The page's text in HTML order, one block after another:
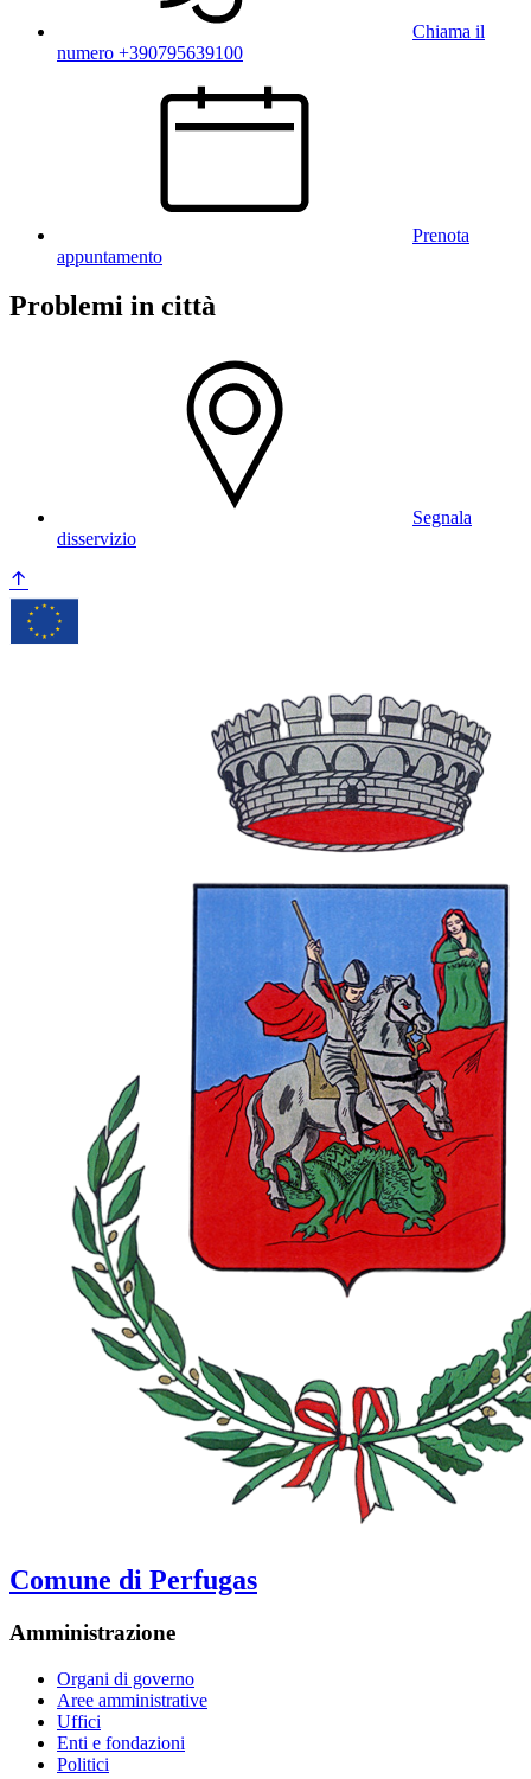
Chiama il
numero +390795639100
Prenota
appuntamento
Problemi in città
Segnala
disservizio
Comune di Perfugas
Amministrazione
Organi di governo
Aree amministrative
Uffici
Enti e fondazioni
Politici